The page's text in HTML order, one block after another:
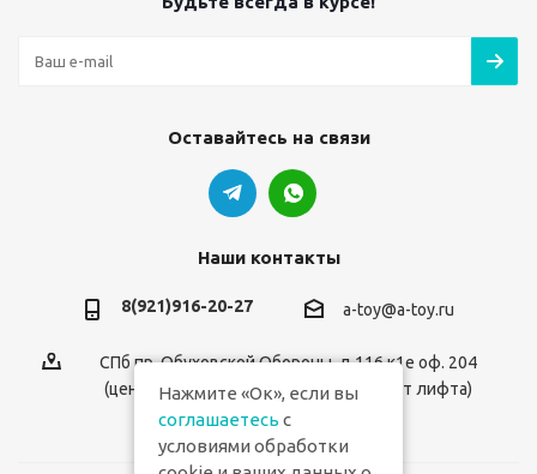
Оставайтесь на связи
Наши контакты
8(921)916-20-27 a-toy@a-toy.ru
СПб пр. Обуховской Обороны, д.116 к1е оф. 204
(центральный вход 2-й этаж справа от лифта)
Нажмите «Ок», если вы
соглашаетесь с
условиями обработки